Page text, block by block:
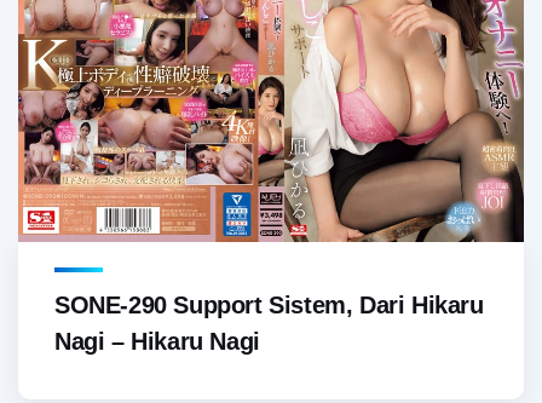
SONE-290 Support Sistem, Dari Hikaru
Nagi – Hikaru Nagi